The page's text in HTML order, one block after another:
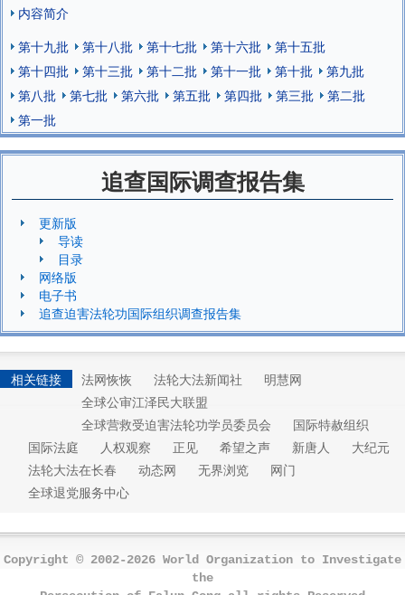
内容简介
第十九批
第十八批 第十七批 第十六批
第十五批
第十四批
第十三批 第十二批 第十一批 第十批
第九批
第八批
第七批 第六批 第五批 第四批 第三批
第二批
第一批
追查国际调查报告集
更新版
导读
目录
网络版
电子书
追查迫害法轮功国际组织调查报告集
相关链接 法网恢恢 法轮大法新闻社
明慧网
全球公审江泽民大联盟
全球营救受迫害法轮功学员委员会
国际特赦组织
国际法庭
人权观察 正见 希望之声 新唐人
大纪元
法轮大法在长春
动态网 无界浏览
网门
全球退党服务中心
Copyright © 2002-2026 World Organization to Investigate
the